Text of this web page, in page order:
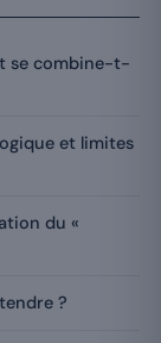
se combine-t-
et limites
du «
?